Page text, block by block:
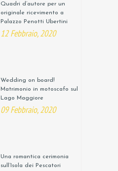
Quadri d’autore per un
originale ricevimento a
Palazzo Penotti Ubertini
12 Febbraio, 2020
Wedding on board!
Matrimonio in motoscafo sul
Lago Maggiore
09 Febbraio, 2020
Una romantica cerimonia
sull’Isola dei Pescatori